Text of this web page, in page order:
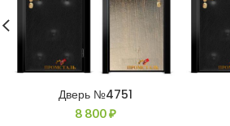
Дверь №4751
8 800₽